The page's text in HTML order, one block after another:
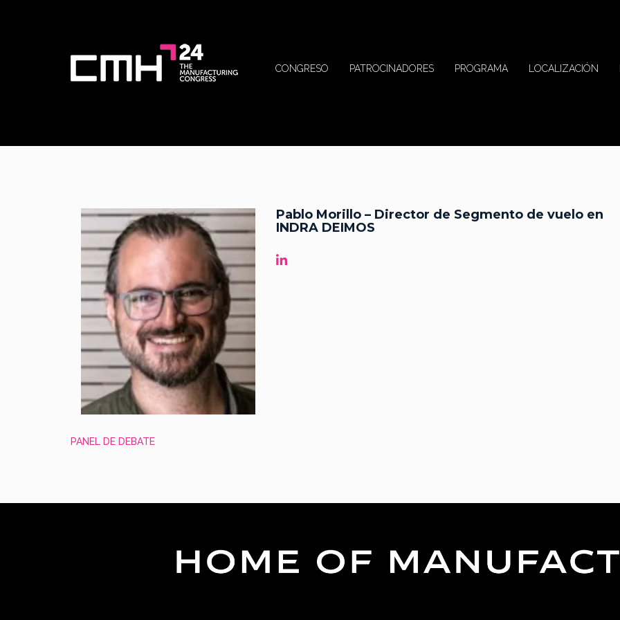
CONGRESO PATROCINADORES PROGRAMA LOCALIZACIÓN
Pablo Morillo – Director de Segmento de vuelo en
INDRA DEIMOS
PANEL DE DEBATE